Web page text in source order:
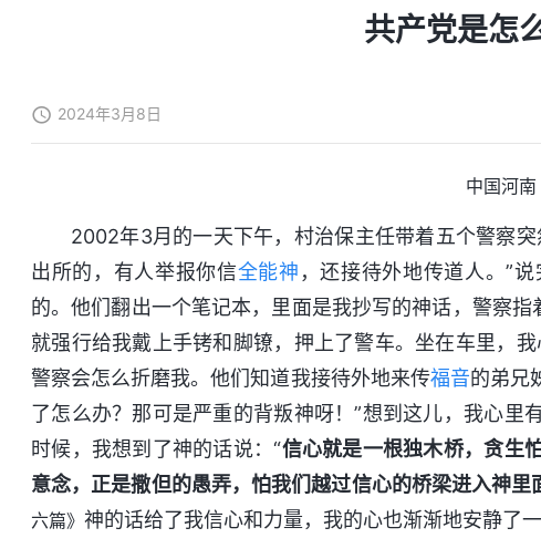
共产党是怎
2024年3月8日
中国河
2002年3月的一天下午，村治保主任带着五个警察
出所的，有人举报你信全能神 ，还接待外地传道人。”
的。他们翻出一个笔记本，里面是我抄写的神话，警察
就强行给我戴上手铐和脚镣，押上了警车。坐在车里，
警察会怎么折磨我。他们知道我接待外地来传福音的弟兄
了怎么办？那可是严重的背叛神呀！”想到这儿，我心里
时候，我想到了神的话说：“信心就是一根独木桥，贪生
意念，正是撒但的愚弄，怕我们越过信心的桥梁进入神里
六篇》 神的话给了我信心和力量，我的心也渐渐地安静了一